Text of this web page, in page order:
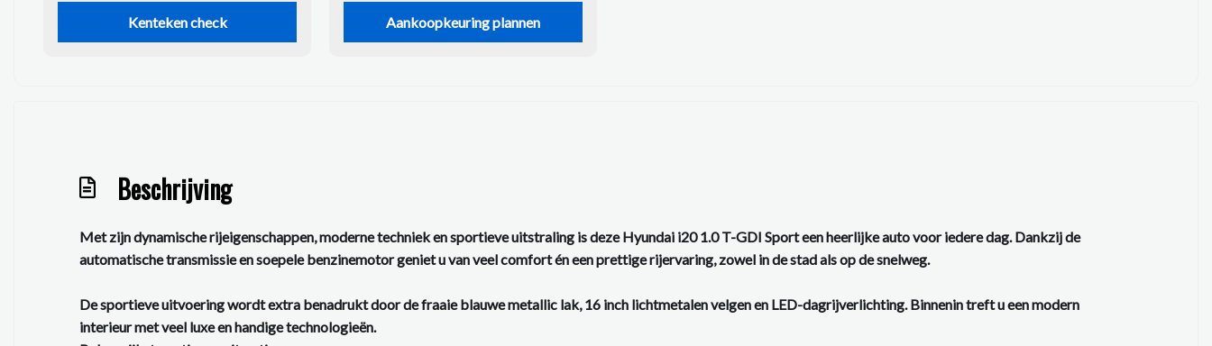
Kenteken check Aankoopkeuring plannen
Beschrijving
Met zijn dynamische rijeigenschappen, moderne techniek en sportieve uitstraling is deze Hyundai i20 1.0 T-GDI Sport een heerlijke auto voor iedere dag. Dankzij de
automatische transmissie en soepele benzinemotor geniet u van veel comfort én een prettige rijervaring, zowel in de stad als op de snelweg.
De sportieve uitvoering wordt extra benadrukt door de fraaie blauwe metallic lak, 16 inch lichtmetalen velgen en LED-dagrijverlichting. Binnenin treft u een modern
interieur met veel luxe en handige technologieën.